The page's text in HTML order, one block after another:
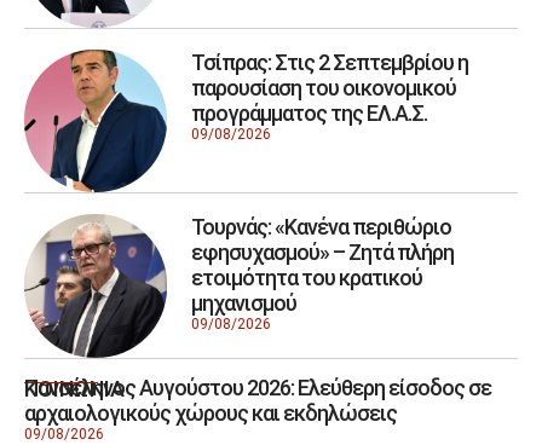
Τσίπρας: Στις 2 Σεπτεμβρίου η
παρουσίαση του οικονομικού
προγράμματος της ΕΛ.Α.Σ.
09/08/2026
Τουρνάς: «Κανένα περιθώριο
εφησυχασμού» – Ζητά πλήρη
ετοιμότητα του κρατικού
μηχανισμού
09/08/2026
ΚΟΙΝΩΝΙΑ
Πανσέληνος Αυγούστου 2026: Ελεύθερη είσοδος σε
αρχαιολογικούς χώρους και εκδηλώσεις
09/08/2026